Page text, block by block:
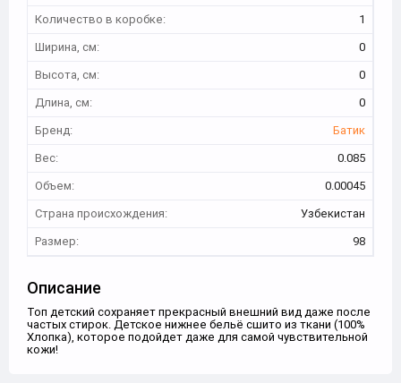
Количество в коробке:
1
Ширина, см:
0
Высота, см:
0
Длина, см:
0
Бренд:
Батик
Вес:
0.085
Объем:
0.00045
Страна происхождения:
Узбекистан
Размер:
98
Описание
Топ детский сохраняет прекрасный внешний вид даже после
частых стирок. Детское нижнее бельё сшито из ткани (100%
Хлопка), которое подойдет даже для самой чувствительной
кожи!